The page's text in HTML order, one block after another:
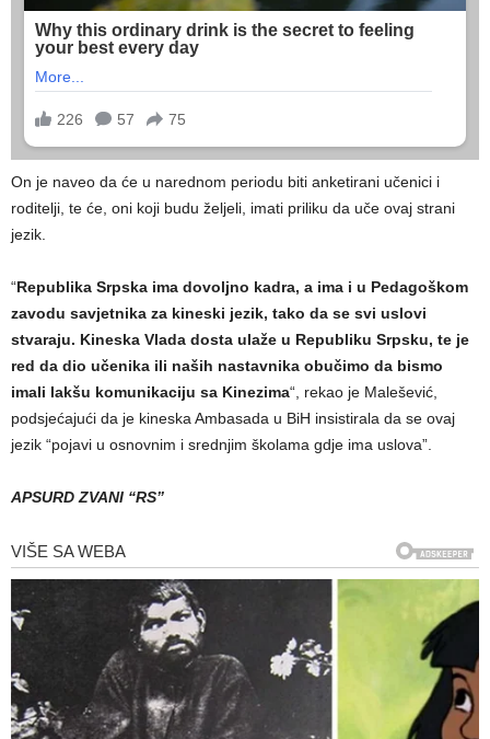
On je naveo da će u narednom periodu biti anketirani učenici i
roditelji, te će, oni koji budu željeli, imati priliku da uče ovaj strani
jezik.
“Republika Srpska ima dovoljno kadra, a ima i u Pedagoškom
zavodu savjetnika za kineski jezik, tako da se svi uslovi
stvaraju. Kineska Vlada dosta ulaže u Republiku Srpsku, te je
red da dio učenika ili naših nastavnika obučimo da bismo
imali lakšu komunikaciju sa Kinezima“, rekao je Malešević,
podsjećajući da je kineska Ambasada u BiH insistirala da se ovaj
jezik “pojavi u osnovnim i srednjim školama gdje ima uslova”.
APSURD ZVANI “RS”